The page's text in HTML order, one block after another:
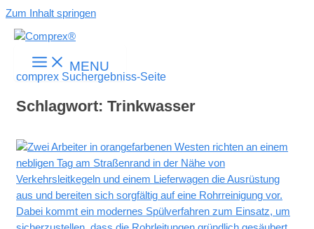
Zum Inhalt springen
MENU
comprex Suchergebniss-Seite
Schlagwort: Trinkwasser